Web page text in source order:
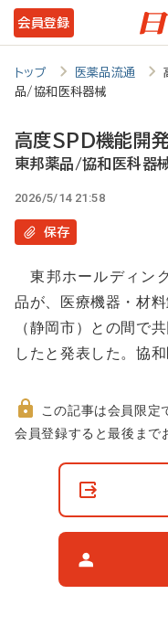
メ
イ
テ
ツ
に
動
会員登録
トップ 医薬品流通
品/協和医科器械
高度SPD機能開
東邦薬品/協和医科器
2026/5/14 21:58
保存
東邦ホールディン
品が、医療機器・材
（静岡市）との間で
したと発表した。協
非
この記事は会員限定
会員登録すると最後まで